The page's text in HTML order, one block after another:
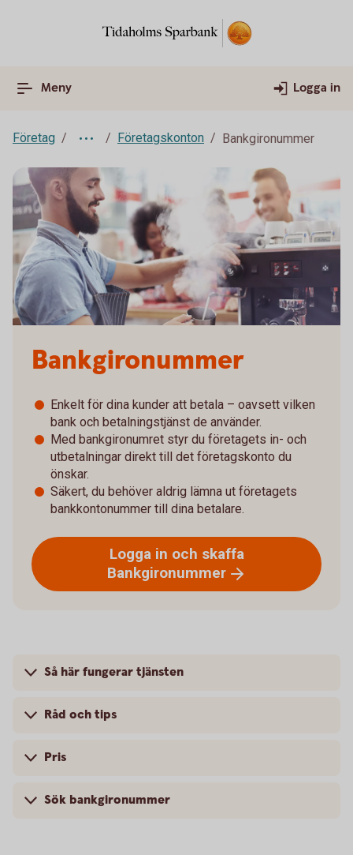
Meny Logga in
Företag Företagskonton Bankgironummer
Bankgironummer
Enkelt för dina kunder att betala – oavsett vilken
bank och betalningstjänst de använder.
Med bankgironumret styr du företagets in- och
utbetalningar direkt till det företagskonto du
önskar.
Säkert, du behöver aldrig lämna ut företagets
bankkontonummer till dina betalare.
Logga in och skaffa
Bankgironummer
Så här fungerar tjänsten
Råd och tips
Pris
Sök bankgironummer